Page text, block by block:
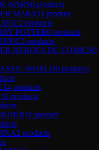
WARS0 products
MARIO1 product
2 products
POTTER0 products
2 products
HEROES DC COMICS0
WORLD0 products
14 products
10 products
1 product
2 products